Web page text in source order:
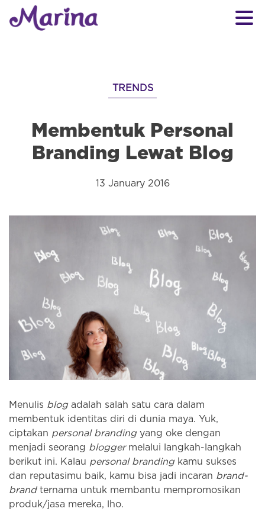
TRENDS
Membentuk Personal
Branding Lewat Blog
13 January 2016
Menulis blogadalah salah satu cara dalam
membentuk identitas diri di dunia maya. Yuk,
ciptakan personal brandingyang oke dengan
menjadi seorang blogger melalui langkah-langkah
berikut ini. Kalau personal brandingkamu sukses
dan reputasimu baik, kamu bisa jadi incaran brand-
brandternama untuk membantu mempromosikan
produk/jasa mereka, lho.